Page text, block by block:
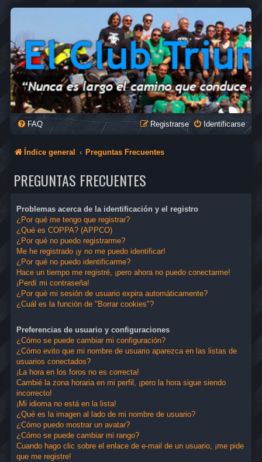
FAQ Identificarse
Registrarse
Índice general Preguntas Frecuentes
PREGUNTAS FRECUENTES
Problemas acerca de la identificación y el registro
¿Por qué me tengo que registrar?
¿Qué es COPPA? (APPCO)
¿Por qué no puedo registrarme?
Me he registrado ¡y no me puedo identificar!
¿Por qué no puedo identificarme?
Hace un tiempo me registré, ¡pero ahora no puedo conectarme!
¡Perdí mi contraseña!
¿Por qué mi sesión de usuario expira automáticamente?
¿Cuál es la función de "Borrar cookies"?
Preferencias de usuario y configuraciones
¿Cómo se puede cambiar mi configuración?
¿Cómo evito que mi nombre de usuario aparezca en las listas de
usuarios conectados?
¡La hora en los foros no es correcta!
Cambié la zona horaria en mi perfil, ¡pero la hora sigue siendo
incorrecto!
¡Mi idioma no está en la lista!
¿Qué es la imagen al lado de mi nombre de usuario?
¿Cómo puedo mostrar un avatar?
¿Cómo se puede cambiar mi rango?
Cuando hago clic sobre el enlace de e-mail de un usuario, ¡me pide
que me registre!